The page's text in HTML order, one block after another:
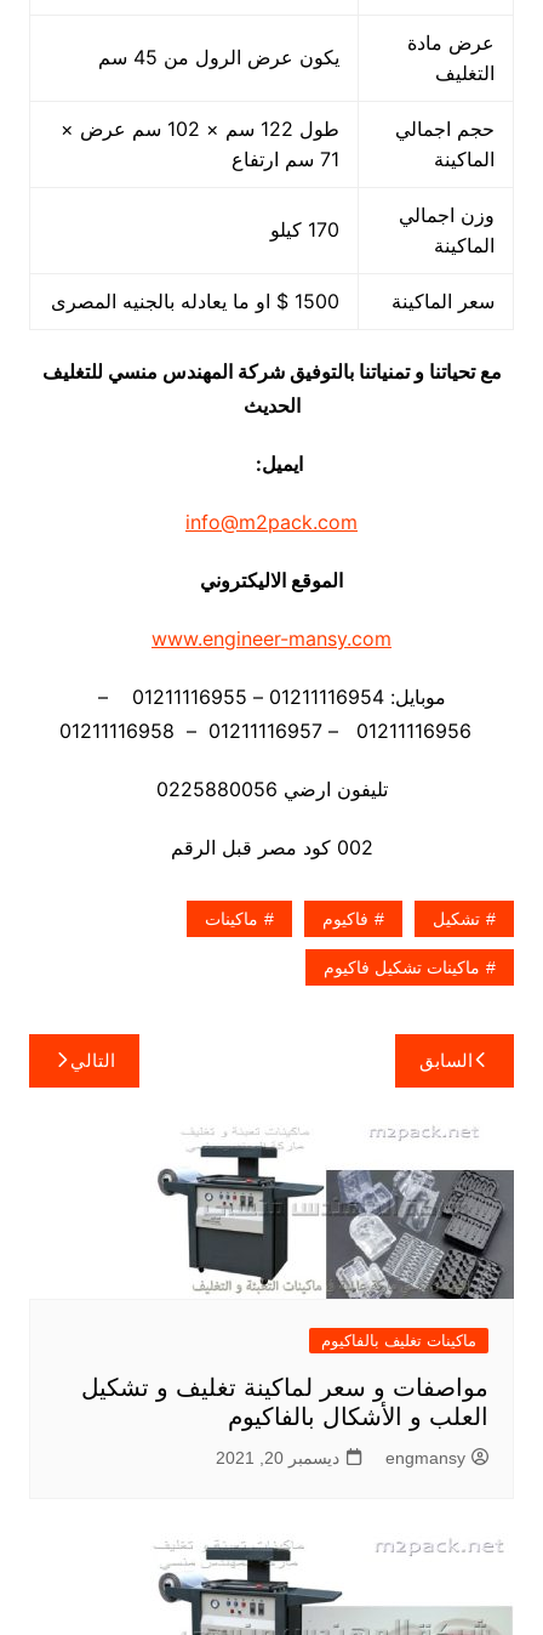
عرض مادة
التغليف
يكون عرض الرول من 45 سم
حجم اجمالي
الماكينة
طول 122 سم × 102 سم عرض ×
71 سم ارتفاع
وزن اجمالي
الماكينة
170 كيلو
سعر الماكينة 1500 $ او ما يعادله بالجنيه المصرى
مع تحياتنا و تمنياتنا بالتوفيق شركة المهندس منسي للتغليف
الحديث
ايميل:
info@m2pack.com
الموقع الاليكتروني
www.engineer-mansy.com
موبايل: 01211116954 – 01211116955 –
تليفون ارضي 0225880056
002 كود مصر قبل الرقم
تشكيل فاكيوم ماكينات
ماكينات تشكيل فاكيوم
تصفّح
المقالات
السابق التالي
ماكينات تغليف بالفاكيوم
مواصفات و سعر لماكينة تغليف و تشكيل
العلب و الأشكال بالفاكيوم
engmansy ديسمبر 20, 2021